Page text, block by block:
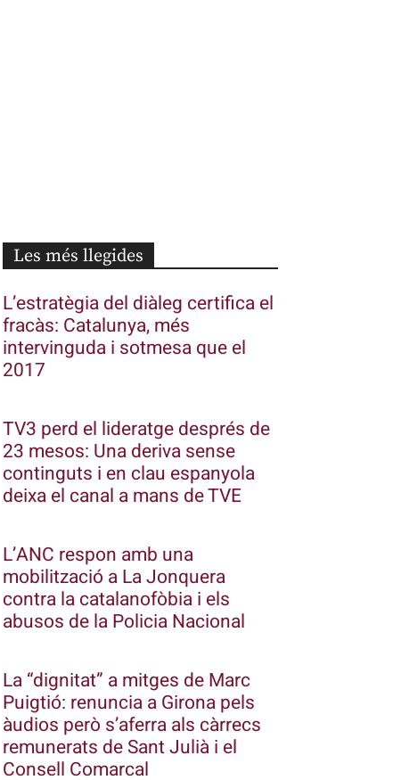
Les més llegides
L’estratègia del diàleg certifica el
fracàs: Catalunya, més
intervinguda i sotmesa que el
2017
TV3 perd el lideratge després de
23 mesos: Una deriva sense
continguts i en clau espanyola
deixa el canal a mans de TVE
L’ANC respon amb una
mobilització a La Jonquera
contra la catalanofòbia i els
abusos de la Policia Nacional
La “dignitat” a mitges de Marc
Puigtió: renuncia a Girona pels
àudios però s’aferra als càrrecs
remunerats de Sant Julià i el
Consell Comarcal